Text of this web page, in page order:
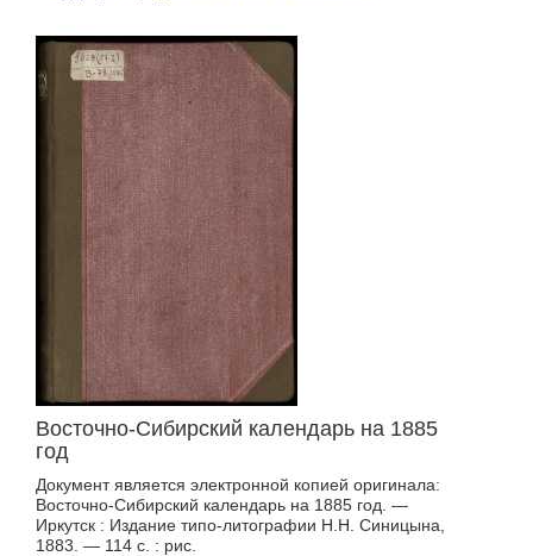
Восточно-Сибирский календарь на 1885
год
Документ является электронной копией оригинала:
Восточно-Сибирский календарь на 1885 год. —
Иркутск : Издание типо-литографии Н.Н. Синицына,
1883. — 114 с. : рис.